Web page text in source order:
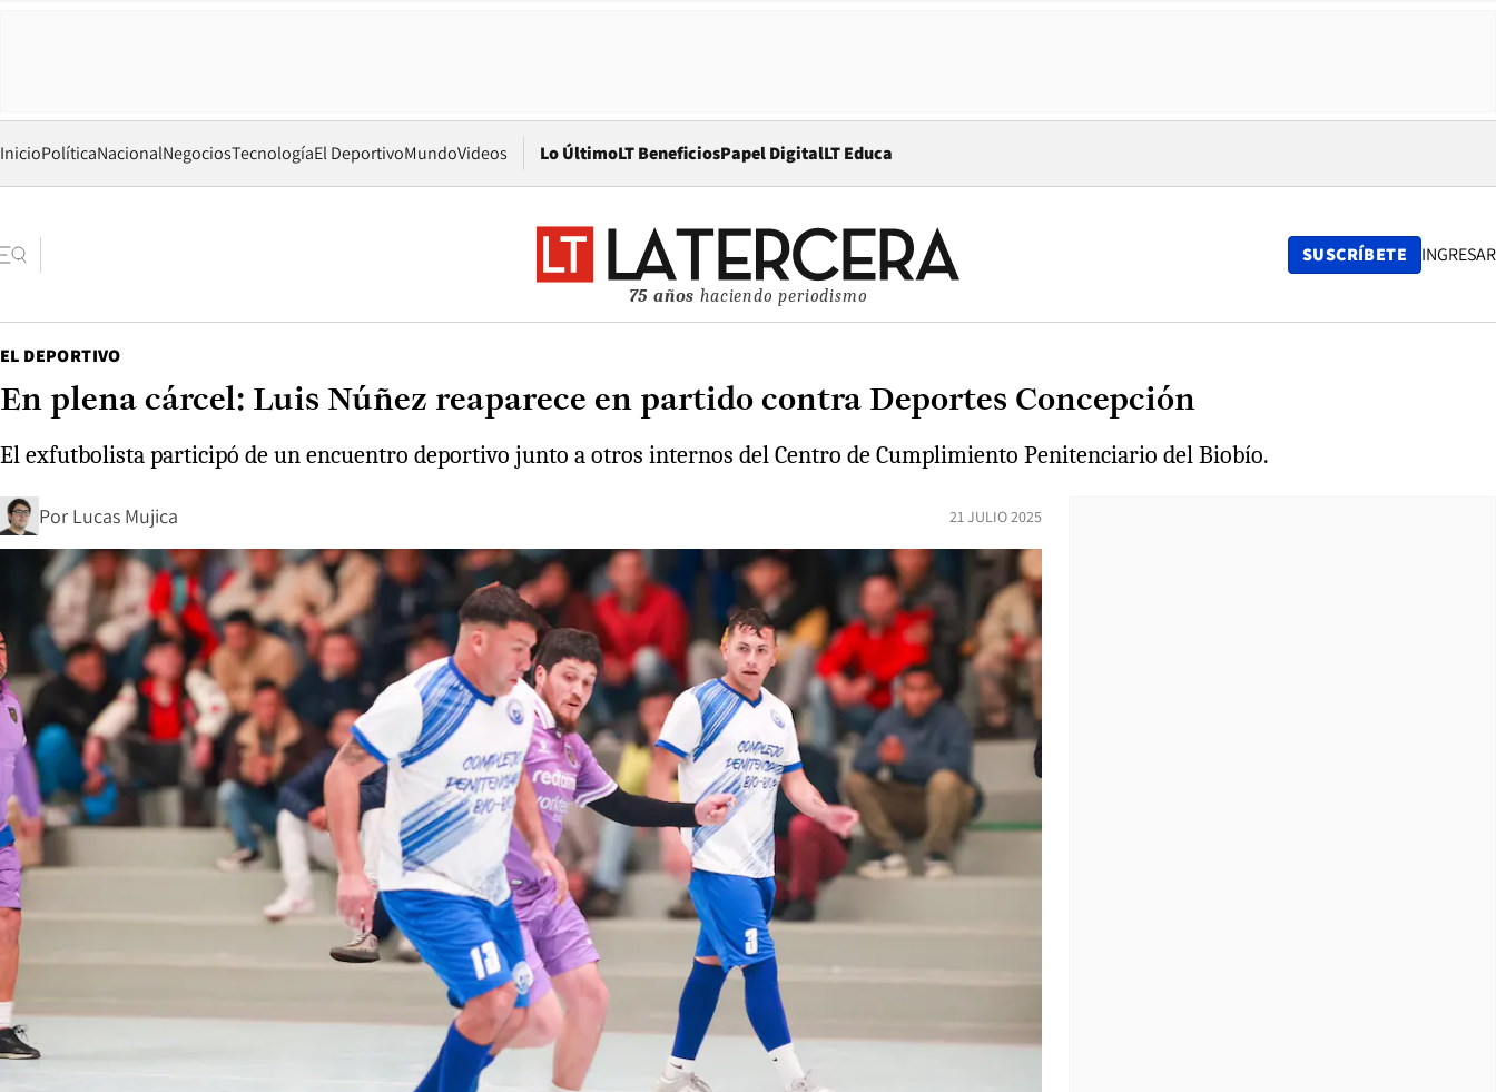
InicioPolíticaNacionalNegociosTecnologíaEl DeportivoMundoVideos Lo ÚltimoLT BeneficiosPapel DigitalOpens in new window
LT Educa
75 años haciendo periodismo
SUSCRÍBETE INGRESAR
EL DEPORTIVO
En plena cárcel: Luis Núñez reaparece en partido contra Deportes Concepción
El exfutbolista participó de un encuentro deportivo junto a otros internos del Centro de Cumplimiento Penitenciario del Biobío.
Por Lucas Mujica 21 JULIO 2025